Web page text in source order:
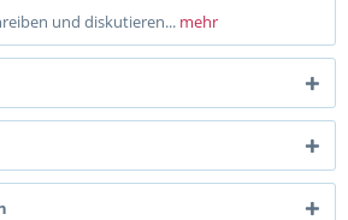
und diskutieren... mehr